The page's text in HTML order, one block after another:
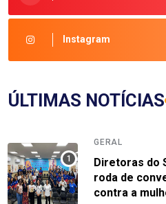
Instagram
ÚLTIMAS NOTÍCIAS
GERAL
Diretoras do
roda de
contra a